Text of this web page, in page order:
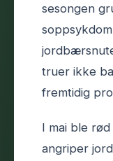
sesongen
truer ikke
fremtidig
I mai ble
angriper